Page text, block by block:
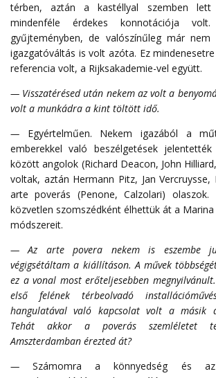
térben, aztán a kastéllyal szemben lett
mindenféle érdekes konnotációja
gyűjteményben, de valószínűleg már nem
igazgatóváltás is volt azóta. Ez
referencia volt, a Rijksakademie-vel együtt.
— Visszatérésed után nekem az volt a
volt a munkádra a kint töltött idő.
— Egyértelműen. Nekem igazából a
emberekkel való beszélgetések
között angolok (Richard Deacon, John
voltak, aztán Hermann Pitz, Jan
arte poverás (Penone, Calzolari) olaszok.
közvetlen szomszédként élhettük át a
módszereit.
— Az arte povera nekem is eszembe
végigsétáltam a kiállításon. A művek
ez a vonal most erőteljesebben
első felének térbeolvadó
hangulatával való kapcsolat volt a másik
Tehát akkor a poverás szemléletet
Amszterdamban érezted át?
—Számomra a könnyedség és